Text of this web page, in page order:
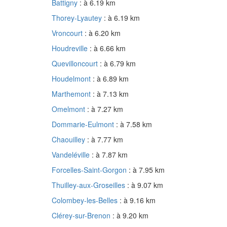
Battigny : à 6.19 km
Thorey-Lyautey : à 6.19 km
Vroncourt : à 6.20 km
Houdreville : à 6.66 km
Quevilloncourt : à 6.79 km
Houdelmont : à 6.89 km
Marthemont : à 7.13 km
Omelmont : à 7.27 km
Dommarie-Eulmont : à 7.58 km
Chaouilley : à 7.77 km
Vandeléville : à 7.87 km
Forcelles-Saint-Gorgon : à 7.95 km
Thuilley-aux-Groseilles : à 9.07 km
Colombey-les-Belles : à 9.16 km
Clérey-sur-Brenon : à 9.20 km